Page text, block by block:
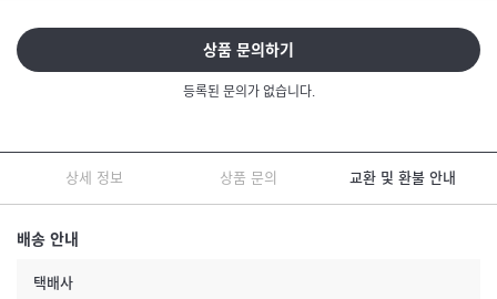
상품 문의하기
등록된 문의가 없습니다.
상세 정보 상품 문의 교환 및 환불 안내
배송 안내
택배사